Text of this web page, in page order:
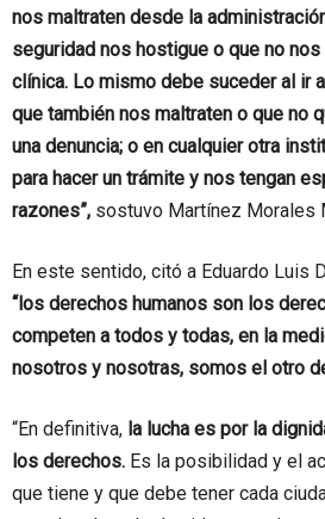
nos maltraten desde la
seguridad nos hostigue o que no
clínica. Lo mismo debe suceder al ir
que también nos maltraten o que no
una denuncia; o en cualquier otra
para hacer un trámite y nos tengan
razones”, sostuvo Martínez Morales
En este sentido, citó a Eduardo Luis
“los derechos humanos son los
competen a todos y todas, en la
nosotros y nosotras, somos el otro
“En definitiva, la lucha es por la
los derechos. Es la posibilidad y el
que tiene y que debe tener cada